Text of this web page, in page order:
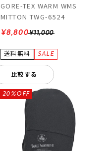
GORE-TEX WARM WMS
MITTON TWG-6524
¥11,000
¥8,800
比較する
20%OFF